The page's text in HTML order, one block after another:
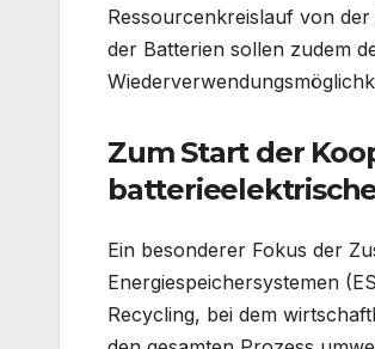
Ressourcenkreislauf von
der Batterien sollen zudem
Zum Start der
Ein besonderer Fokus der
Energiespeichersystemen
Recycling, bei dem